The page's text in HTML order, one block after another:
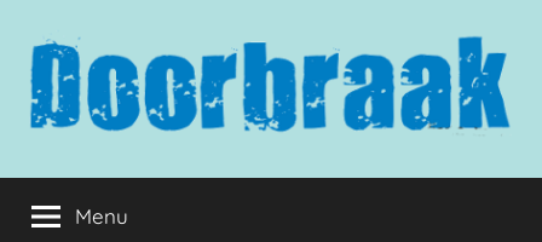
inhoud
springen
Doorbraak.eu
Menu